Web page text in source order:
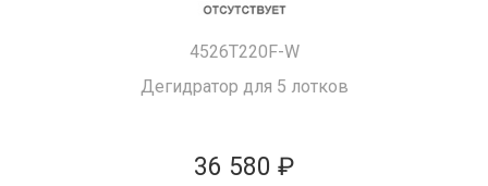
4526T220F-W
Дегидратор для 5 лотков
36 580 ₽